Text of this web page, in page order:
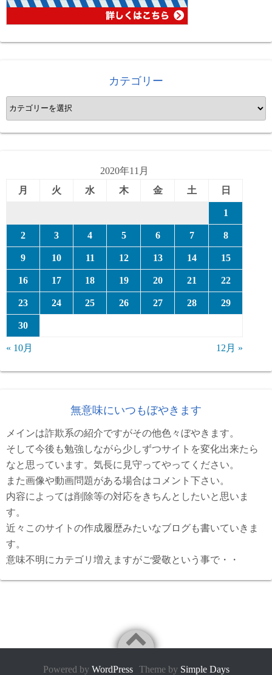
カテゴリー
カ
テ
ゴ
2020年11月
月
火 水 木 金 土 日
1
2 3 4 5 6 7 8
9 10 11 12 13 14 15
16 17 18 19 20 21 22
23 24 25 26 27 28 29
30
« 10月 12月 »
無意味にいつもぼやきます
メインは詐欺系の紹介ですがその他色々ぼやきます。
そして今後も勉強しながら少しずつサイトを変化出来たら
なと思っています。気長に見守ってやってください。
また画像や動画問題がある場合はコメント下さい。
内容によっては削除等の対応をきちんとしたいと思いま
す。
近々このサイトの作成履歴みたいなブログも書いていきま
す。
意味不明にカテゴリ増えますがご愛敬という事で・・
Powered by WordPress Theme by Simple Days